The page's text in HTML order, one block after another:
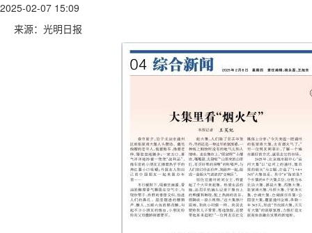
2025-02-07 15:09
来源：光明日报